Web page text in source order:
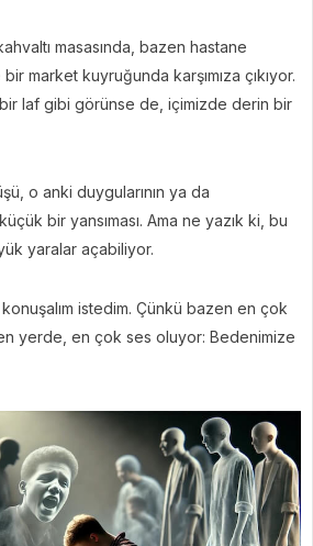
masasında, bazen hastane
market kuyruğunda karşımıza çıkıyor.
laf gibi görünse de, içimizde derin bir
o anki duygularının ya da
bir yansıması. Ama ne yazık ki, bu
yaralar açabiliyor.
istedim. Çünkü bazen en çok
yerde, en çok ses oluyor: Bedenimize